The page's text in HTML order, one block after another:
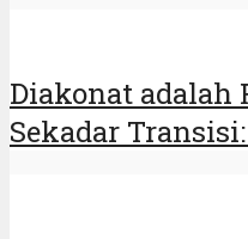
Diakonat adalah
Sekadar